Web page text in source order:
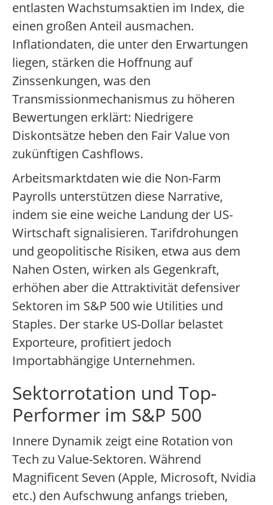
entlasten Wachstumsaktien im Index, die
einen großen Anteil ausmachen.
Inflationdaten, die unter den Erwartungen
liegen, stärken die Hoffnung auf
Zinssenkungen, was den
Transmissionmechanismus zu höheren
Bewertungen erklärt: Niedrigere
Diskontsätze heben den Fair Value von
zukünftigen Cashflows.
Arbeitsmarktdaten wie die Non-Farm
Payrolls unterstützen diese Narrative,
indem sie eine weiche Landung der US-
Wirtschaft signalisieren. Tarifdrohungen
und geopolitische Risiken, etwa aus dem
Nahen Osten, wirken als Gegenkraft,
erhöhen aber die Attraktivität defensiver
Sektoren im S&P 500 wie Utilities und
Staples. Der starke US-Dollar belastet
Exporteure, profitiert jedoch
Importabhängige Unternehmen.
Sektorrotation und Top-
Performer im S&P 500
Innere Dynamik zeigt eine Rotation von
Tech zu Value-Sektoren. Während
Magnificent Seven (Apple, Microsoft, Nvidia
etc.) den Aufschwung anfangs trieben,